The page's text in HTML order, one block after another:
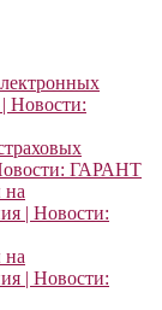
Новости:
ГАРАНТ
на
| Новости:
на
| Новости: